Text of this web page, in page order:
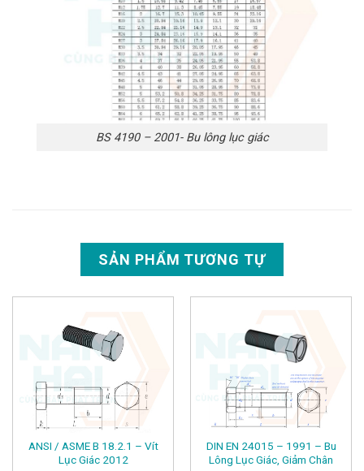
BS 4190 – 2001- Bu lông lục giác
SẢN PHẨM TƯƠNG TỰ
ANSI / ASME B 18.2.1 – Vít
Lục Giác 2012
DIN EN 24015 – 1991 – Bu
Lông Lục Giác, Giảm Chân